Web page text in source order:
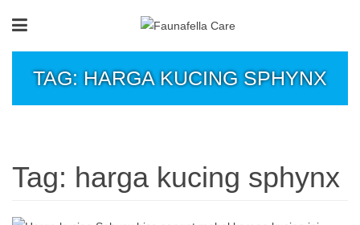
TAG: HARGA KUCING SPHYNX
Tag: harga kucing sphynx